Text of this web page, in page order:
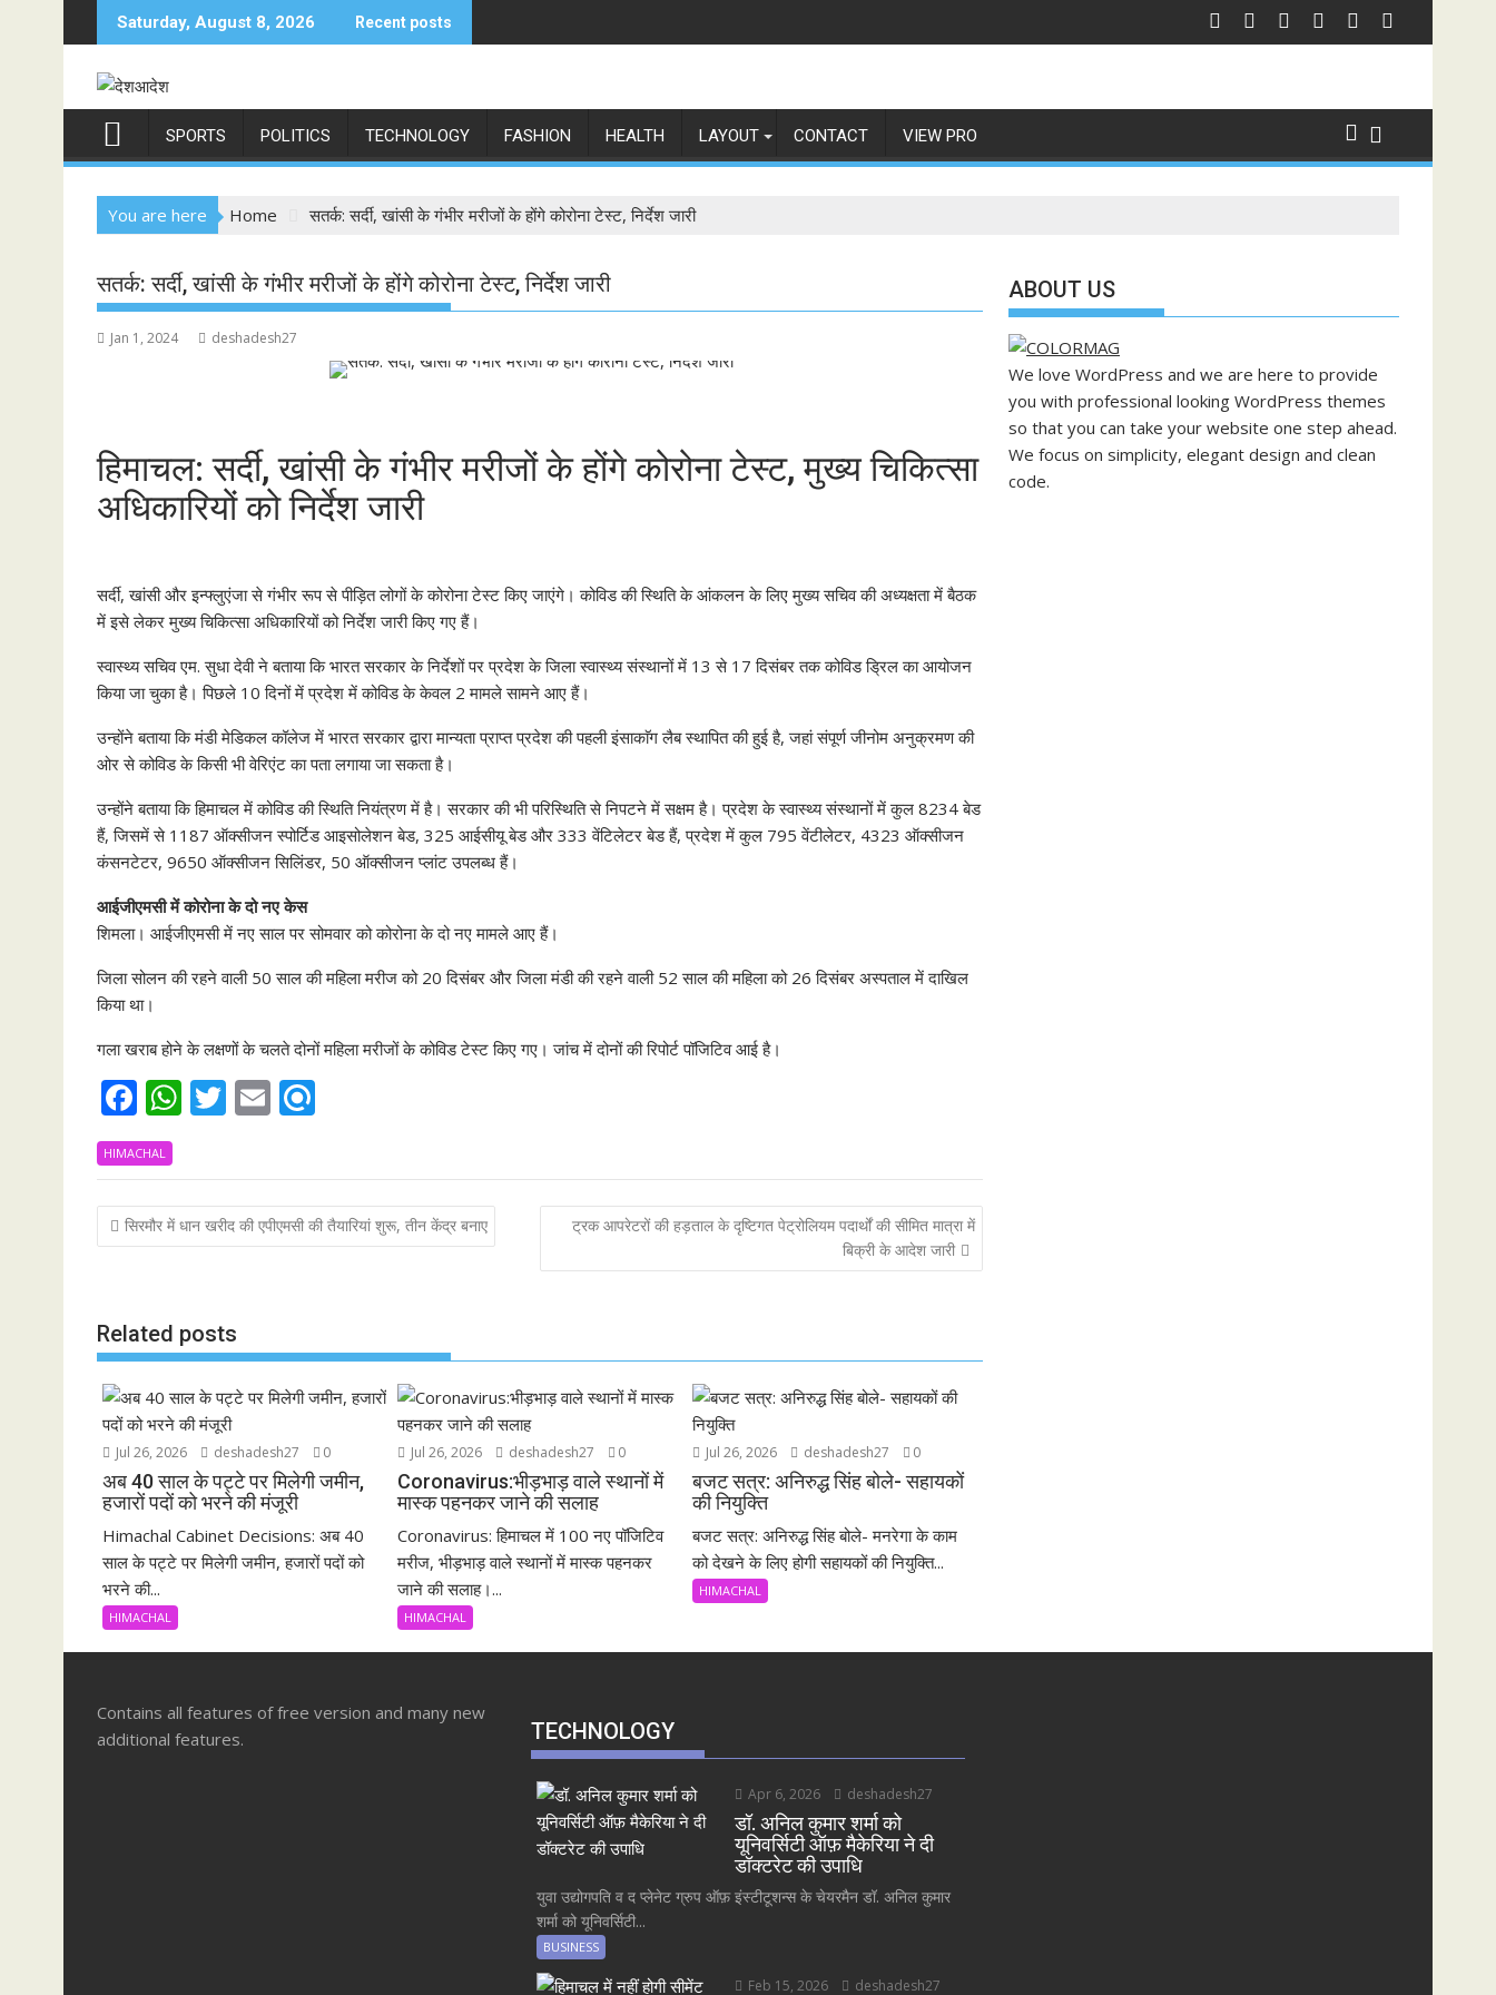
to
Saturday, August 8, 2026 Recent posts
SPORTS POLITICS TECHNOLOGY FASHION HEALTH LAYOUT CONTACT VIEW PRO
You are here Home सतर्क: सर्दी, खांसी के गंभीर मरीजों के होंगे कोरोना टेस्ट, निर्देश जारी
सतर्क: सर्दी, खांसी के गंभीर मरीजों के होंगे कोरोना टेस्ट, निर्देश जारी
Jan 1, 2024 deshadesh27
हिमाचल: सर्दी, खांसी के गंभीर मरीजों के होंगे कोरोना टेस्ट, मुख्य चिकित्सा
अधिकारियों को निर्देश जारी
सर्दी, खांसी और इन्फ्लुएंजा से गंभीर रूप से पीड़ित लोगों के कोरोना टेस्ट किए जाएंगे। कोविड की स्थिति के आंकलन के लिए मुख्य सचिव की अध्यक्षता में बैठक
में इसे लेकर मुख्य चिकित्सा अधिकारियों को निर्देश जारी किए गए हैं।
स्वास्थ्य सचिव एम. सुधा देवी ने बताया कि भारत सरकार के निर्देशों पर प्रदेश के जिला स्वास्थ्य संस्थानों में 13 से 17 दिसंबर तक कोविड ड्रिल का आयोजन
किया जा चुका है। पिछले 10 दिनों में प्रदेश में कोविड के केवल 2 मामले सामने आए हैं।
उन्होंने बताया कि मंडी मेडिकल कॉलेज में भारत सरकार द्वारा मान्यता प्राप्त प्रदेश की पहली इंसाकाॅग लैब स्थापित की हुई है, जहां संपूर्ण जीनोम अनुक्रमण की
ओर से कोविड के किसी भी वेरिएंट का पता लगाया जा सकता है।
उन्होंने बताया कि हिमाचल में कोविड की स्थिति नियंत्रण में है। सरकार की भी परिस्थिति से निपटने में सक्षम है। प्रदेश के स्वास्थ्य संस्थानों में कुल 8234 बेड
हैं, जिसमें से 1187 ऑक्सीजन स्पोर्टिड आइसोलेशन बेड, 325 आईसीयू बेड और 333 वेंटिलेटर बेड हैं, प्रदेश में कुल 795 वेंटीलेटर, 4323 ऑक्सीजन
कंसनटेटर, 9650 ऑक्सीजन सिलिंडर, 50 ऑक्सीजन प्लांट उपलब्ध हैं।
आईजीएमसी में कोरोना के दो नए केस
शिमला। आईजीएमसी में नए साल पर सोमवार को कोरोना के दो नए मामले आए हैं।
जिला सोलन की रहने वाली 50 साल की महिला मरीज को 20 दिसंबर और जिला मंडी की रहने वाली 52 साल की महिला को 26 दिसंबर अस्पताल में दाखिल
किया था।
गला खराब होने के लक्षणों के चलते दोनों महिला मरीजों के कोविड टेस्ट किए गए। जांच में दोनों की रिपोर्ट पॉजिटिव आई है।
F
ac
e
b
o
W
at
s
A
T
itt
er
E
ai
l
i
n
d
HIMACHAL
Post
navigation
सिरमौर में धान खरीद की एपीएमसी की तैयारियां शुरू, तीन केंद्र बनाए
ट्रक आपरेटरों की हड़ताल के दृष्टिगत पेट्रोलियम पदार्थों की सीमित मात्रा में
बिक्री के आदेश जारी
Related posts
Jul 26, 2026 deshadesh27 0
अब 40 साल के पट्टे पर मिलेगी जमीन,
हजारों पदों को भरने की मंजूरी
Himachal Cabinet Decisions: अब 40
साल के पट्टे पर मिलेगी जमीन, हजारों पदों को
भरने की...
HIMACHAL
Jul 26, 2026 deshadesh27 0
Coronavirus:भीड़भाड़ वाले स्थानों में
मास्क पहनकर जाने की सलाह
Coronavirus: हिमाचल में 100 नए पॉजिटिव
मरीज, भीड़भाड़ वाले स्थानों में मास्क पहनकर
जाने की सलाह।...
HIMACHAL
Jul 26, 2026 deshadesh27 0
बजट सत्र: अनिरुद्ध सिंह बोले- सहायकों
की नियुक्ति
बजट सत्र: अनिरुद्ध सिंह बोले- मनरेगा के काम
को देखने के लिए होगी सहायकों की नियुक्ति...
HIMACHAL
ABOUT US
We love WordPress and we are here to provide
you with professional looking WordPress themes
so that you can take your website one step ahead.
We focus on simplicity, elegant design and clean
code.
Contains all features of free version and many new
additional features.
TECHNOLOGY
Apr 6, 2026 deshadesh27
डॉ. अनिल कुमार शर्मा को
यूनिवर्सिटी ऑफ़ मैकेरिया ने दी
डॉक्टरेट की उपाधि
युवा उद्योगपति व द प्लेनेट ग्रुप ऑफ़ इंस्टीटूशन्स के चेयरमैन डॉ. अनिल कुमार
शर्मा को यूनिवर्सिटी...
BUSINESS
Feb 15, 2026 deshadesh27